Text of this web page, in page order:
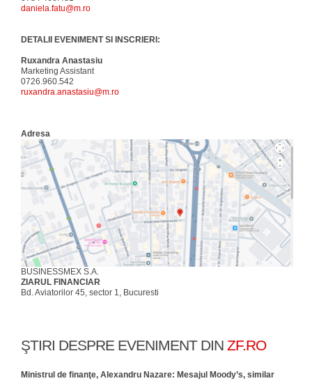
daniela.fatu@m.ro
DETALII EVENIMENT SI INSCRIERI:
Ruxandra Anastasiu
Marketing Assistant
0726.960.542
ruxandra.anastasiu@m.ro
Adresa
BUSINESSMEX S.A.
ZIARUL FINANCIAR
Bd. Aviatorilor 45, sector 1, Bucuresti
ŞTIRI DESPRE EVENIMENT DIN ZF.RO
Ministrul de finanţe, Alexandru Nazare: Mesajul Moody’s, similar